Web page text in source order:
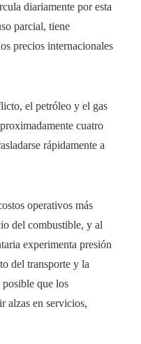
diariamente por esta
parcial, tiene
precios internacionales
el petróleo y el gas
cuatro
rápidamente a
operativos más
del combustible, y al
experimenta presión
del transporte y la
que los
alzas en servicios,